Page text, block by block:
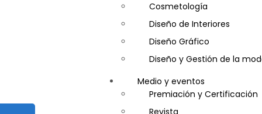
Cosmetología
Diseño de Interiores
Diseño Gráfico
Diseño y Gestión de la
Entrenador Personal y
Gastronomía
Gestor de Crédito y
Medio y eventos
Premiación y Certificación
Revista